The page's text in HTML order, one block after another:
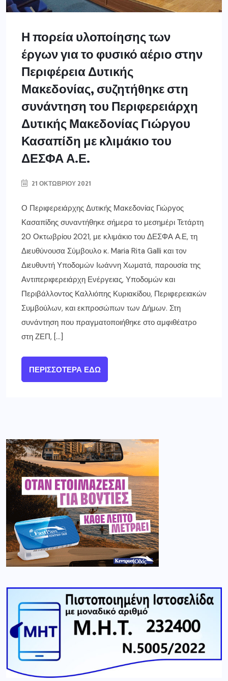
Η πορεία υλοποίησης των
έργων για το φυσικό αέριο στην
Περιφέρεια Δυτικής
Μακεδονίας, συζητήθηκε στη
συνάντηση του Περιφερειάρχη
Δυτικής Μακεδονίας Γιώργου
Κασαπίδη με κλιμάκιο του
ΔΕΣΦΑ Α.Ε.
21 ΟΚΤΩΒΡΊΟΥ 2021
Ο Περιφερειάρχης Δυτικής Μακεδονίας Γιώργος
Κασαπίδης συναντήθηκε σήμερα το μεσημέρι Τετάρτη
20 Οκτωβρίου 2021, με κλιμάκιο του ΔΕΣΦΑ Α.Ε, τη
Διευθύνουσα Σύμβουλο κ. Maria Rita Galli και τον
Διευθυντή Υποδομών Ιωάννη Χωματά, παρουσία της
Αντιπεριφερειάρχη Ενέργειας, Υποδομών και
Περιβάλλοντος Καλλιόπης Κυριακίδου, Περιφερειακών
Συμβούλων, και εκπροσώπων των Δήμων. Στη
συνάντηση που πραγματοποιήθηκε στο αμφιθέατρο
στη ΖΕΠ, […]
ΠΕΡΙΣΣΌΤΕΡΑ ΕΔΏ